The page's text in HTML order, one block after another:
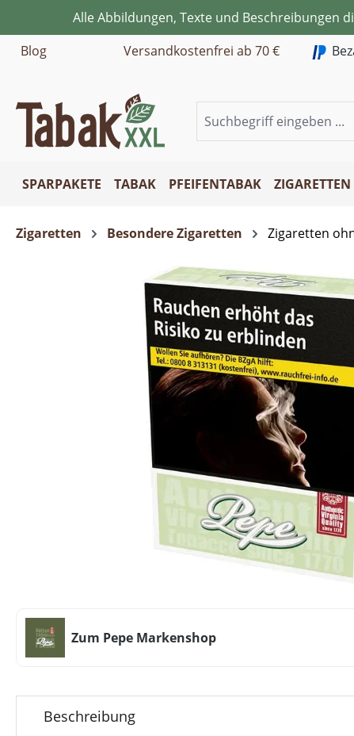
Hauptinhalt springen
Zur Suche springen
Zur Hauptnavigation springen
Alle Abbildungen, Texte und Beschreibungen
Blog
Versandkostenfrei ab 70 €
SPARPAKETE TABAK PFEIFENTABAK ZIGARETTEN
Zigaretten Besondere Zigaretten Zigaretten
Zum Pepe Markenshop
Beschreibung